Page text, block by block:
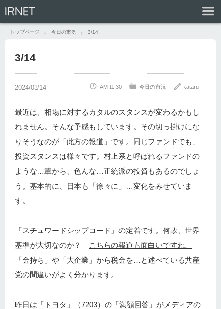
IRNET
トップページ 今日の市況 3/14
3/14
AM 11:30 今日の市況 kataru
最近は、相場に対するカタルのスタンスが変わるかもし
れません。そんな予感もしています。 その切っ掛けにな
りそうなのが「此方の報道」です。 同じファンドでも、
投資スタンスは様々です。村上系と呼ばれるファンドの
ような…輩から、色んな…正統派の投資もあるのでしょ
う。基本的に、日本も「徐々に」…変化をみせていま
す。
「スチュワードシップコード」の定着です。何故、世界
基準が大切なのか？
こちらの報道も面白いですね。
「金持ち」や「大企業」から税金を…と述べている共産
党の間違いがよく分かります。
昨日は「トヨタ」（7203）の「満額回答」がメディアの